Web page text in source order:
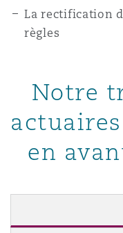
La rectification
règles
Notre
en